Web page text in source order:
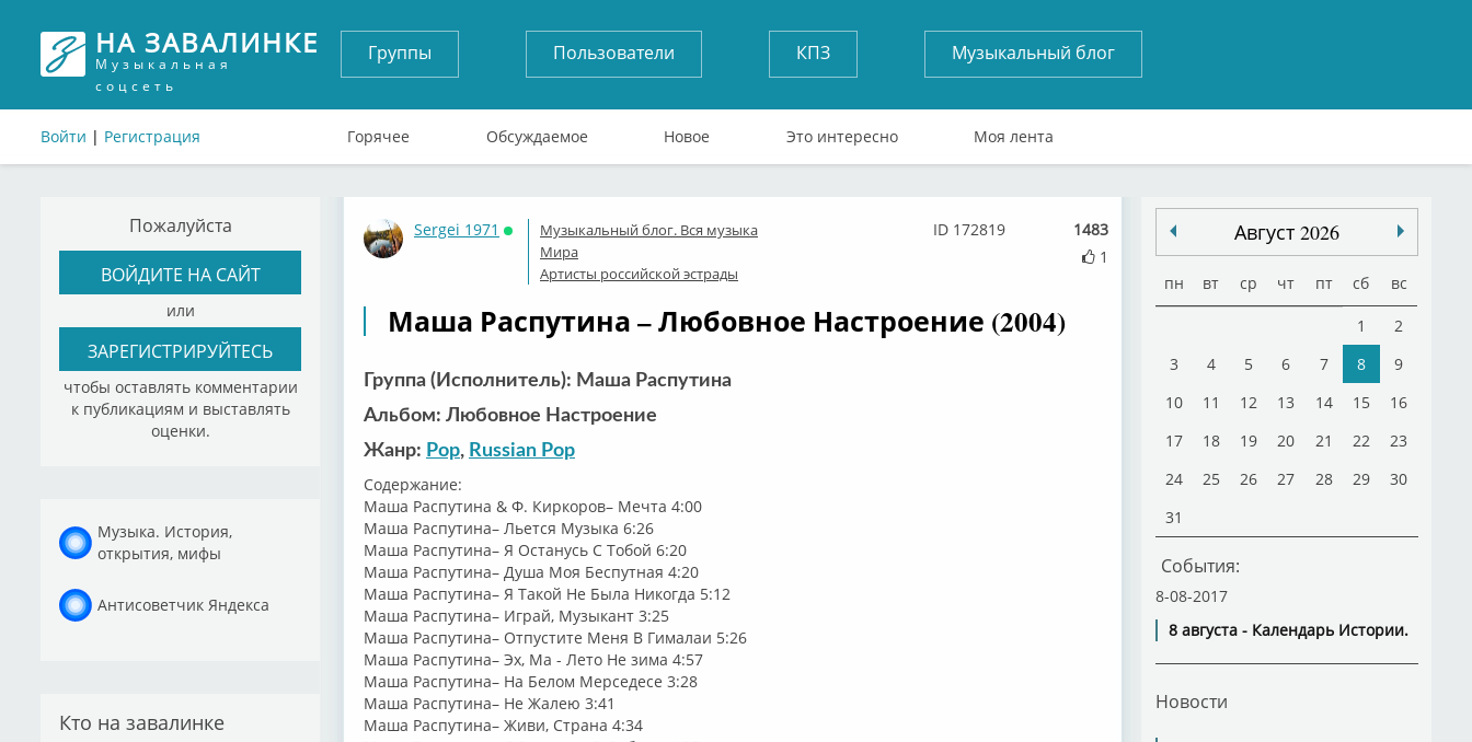
НА ЗАВАЛИНКЕ
Музыкальная
соцсеть
Войти | Регистрация
Группы Пользователи КПЗ Музыкальный блог
Горячее Обсуждаемое Новое Это интересно Моя лента
Пожалуйста
ВОЙДИТЕ НА САЙТ
или
ЗАРЕГИСТРИРУЙТЕСЬ
чтобы оставлять комментарии
к публикациям и выставлять
оценки.
Музыка. История,
открытия, мифы
Антисоветчик Яндекса
Кто на завалинке
Sergei 1971
Онлайн
Музыкальный блог. Вся музыка
Мира
Артисты российской эстрады
1483
1
ID 172819
Маша Распутина – Любовное Настроение (2004)
Группа (Исполнитель): Маша Распутина
Альбом: Любовное Настроение
Жанр: Pop, Russian Pop
Содержание:
Маша Распутина & Ф. Киркоров– Мечта 4:00
Маша Распутина– Льется Музыка 6:26
Маша Распутина– Я Останусь С Тобой 6:20
Маша Распутина– Душа Моя Беспутная 4:20
Маша Распутина– Я Такой Не Была Никогда 5:12
Маша Распутина– Играй, Музыкант 3:25
Маша Распутина– Отпустите Меня В Гималаи 5:26
Маша Распутина– Эх, Ма - Лето Не зима 4:57
Маша Распутина– На Белом Мерседесе 3:28
Маша Распутина– Не Жалею 3:41
Маша Распутина– Живи, Страна 4:34
Август 2026
пн вт ср чт пт сб вс
1
2
3
4 5 6 7 8
9
10
11 12 13 14 15
16
17
18 19 20 21 22
23
24
25 26 27 28 29
30
31
События:
8-08-2017
8 августа - Календарь Истории.
Новости